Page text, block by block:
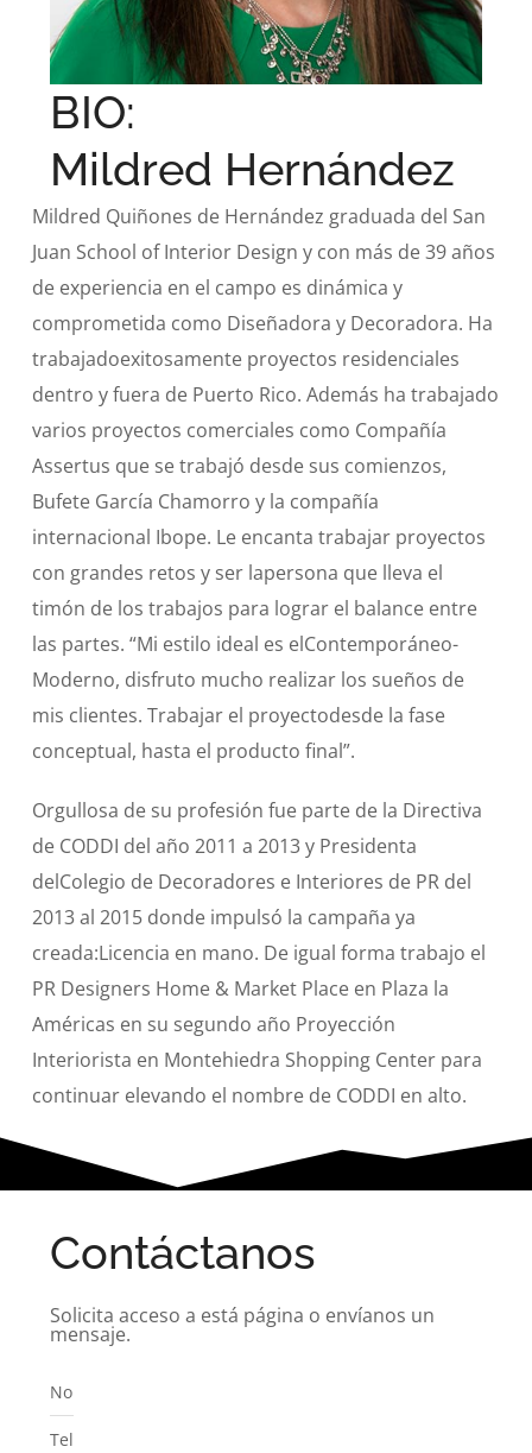
BIO:
Mildred Hernández
Mildred Quiñones de Hernández graduada del San
Juan School of Interior Design y con más de 39 años
de experiencia en el campo es dinámica y
comprometida como Diseñadora y Decoradora. Ha
trabajadoexitosamente proyectos residenciales
dentro y fuera de Puerto Rico. Además ha trabajado
varios proyectos comerciales como Compañía
Assertus que se trabajó desde sus comienzos,
Bufete García Chamorro y la compañía
internacional Ibope. Le encanta trabajar proyectos
con grandes retos y ser lapersona que lleva el
timón de los trabajos para lograr el balance entre
las partes. “Mi estilo ideal es elContemporáneo-
Moderno, disfruto mucho realizar los sueños de
mis clientes. Trabajar el proyectodesde la fase
conceptual, hasta el producto final”.
Orgullosa de su profesión fue parte de la Directiva
de CODDI del año 2011 a 2013 y Presidenta
delColegio de Decoradores e Interiores de PR del
2013 al 2015 donde impulsó la campaña ya
creada:Licencia en mano. De igual forma trabajo el
PR Designers Home & Market Place en Plaza la
Américas en su segundo año Proyección
Interiorista en Montehiedra Shopping Center para
continuar elevando el nombre de CODDI en alto.
Contáctanos
Solicita acceso a está página o envíanos un
mensaje.